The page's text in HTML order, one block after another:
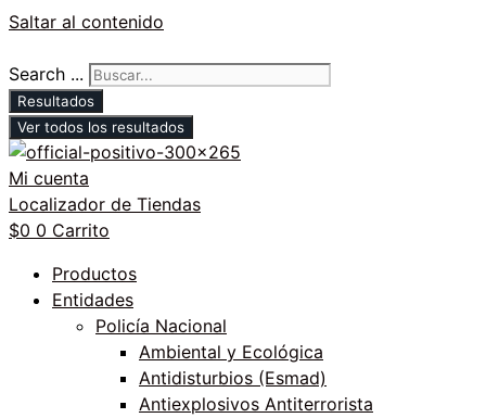
Saltar al contenido
Search ...
Resultados
Ver todos los resultados
Mi cuenta
Localizador de Tiendas
$0 0 Carrito
Productos
Entidades
Policía Nacional
Ambiental y Ecológica
Antidisturbios (Esmad)
Antiexplosivos Antiterrorista